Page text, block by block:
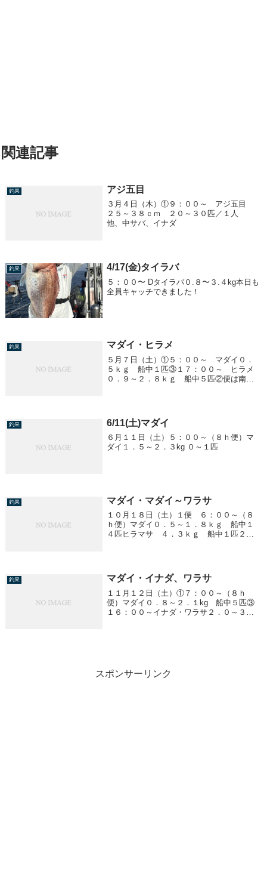
関連記事
釣果 アジ五目
３月４日（木）①９：００～ アジ五目
２５～３８ｃｍ ２０～３０匹／１人
他、中サバ、イナダ
釣果 4/17(金)タイラバ
５：００〜 Dタイラバ０.８〜３.４kg本日も
全員キャッチできました！
釣果 マダイ・ヒラメ
５月７日（土）①５：００～ マダイ０．
５ｋｇ 船中１匹③１７：００～ ヒラメ
０．９～２．８ｋｇ 船中５匹②便は南風
釣果 6/11(土)マダイ
６月１１日（土）５：００～（８ｈ便）マ
ダイ１．５～２．３kg ０～１匹
釣果 マダイ・マダイ～ワラサ
１０月１８日（土）１便 ６：００～（８
ｈ便）マダイ０．５～１．８ｋｇ 船中１
４匹ヒラマサ ４．３ｋｇ 船中１匹２
釣果 マダイ・イナダ、ワラサ
１１月１２日（土）①７：００～（８ｈ
便）マダイ０．８～２．１kg 船中５匹③
１６：００～イナダ・ワラサ２．０～３．
スポンサーリンク